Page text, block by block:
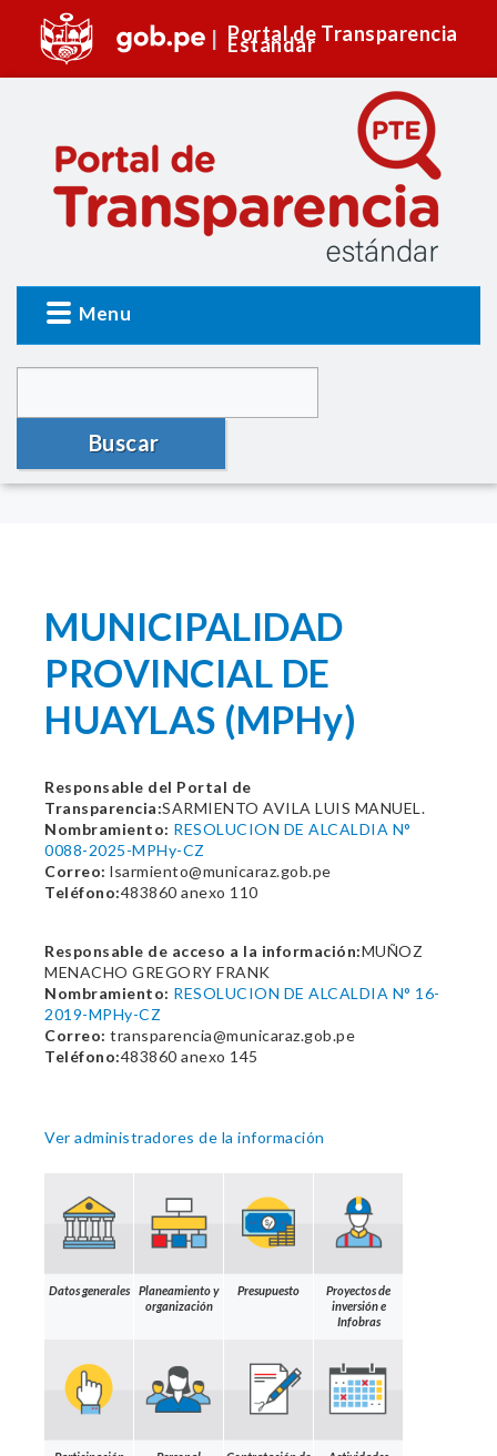
Portal de Transparencia
Estándar
Menu
Buscar
MUNICIPALIDAD
PROVINCIAL DE
HUAYLAS (MPHy)
Responsable del Portal de
Transparencia:SARMIENTO AVILA LUIS MANUEL.
Nombramiento: RESOLUCION DE ALCALDIA N°
0088-2025-MPHy-CZ
Correo: lsarmiento@municaraz.gob.pe
Teléfono:483860 anexo 110
Responsable de acceso a la información:MUÑOZ
MENACHO GREGORY FRANK
Nombramiento: RESOLUCION DE ALCALDIA N° 16-
2019-MPHy-CZ
Correo: transparencia@municaraz.gob.pe
Teléfono:483860 anexo 145
Ver administradores de la información
Datos generales
Planeamiento y
organización
Presupuesto
Proyectos de
inversión e
Infobras